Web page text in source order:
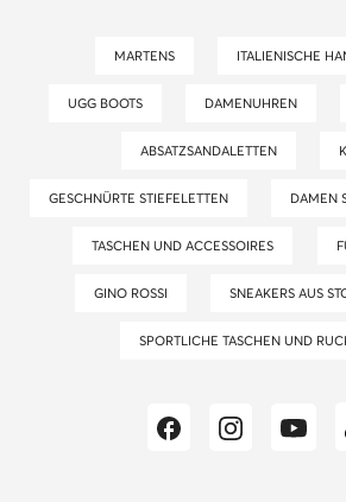
MARTENS ITALIENISCHE
UGG BOOTS DAMENUHREN
ABSATZSANDALETTEN
GESCHNÜRTE STIEFELETTEN DAMEN
TASCHEN UND ACCESSOIRES
GINO ROSSI SNEAKERS AUS
SPORTLICHE TASCHEN UND